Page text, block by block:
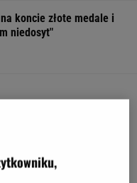
koncie złote medale i
niedosyt"